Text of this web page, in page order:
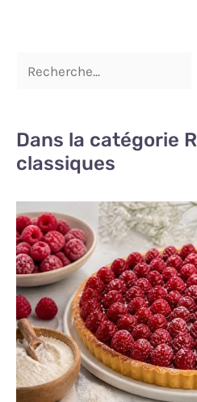
Dans la catégorie
classiques